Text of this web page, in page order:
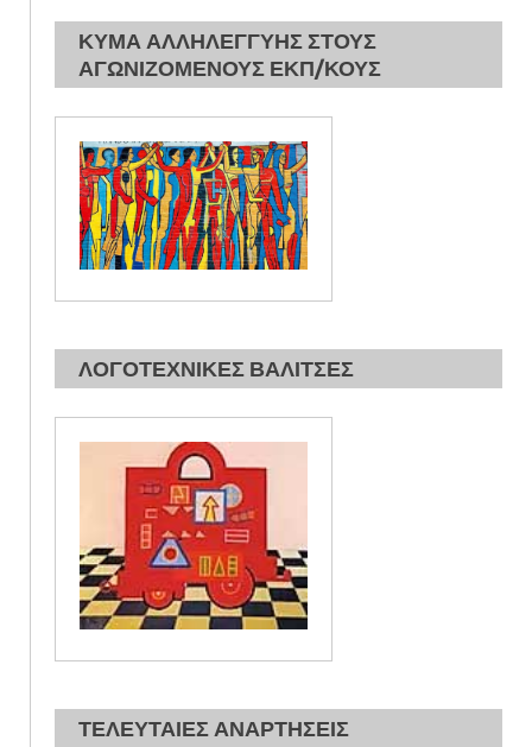
ΚΥΜΑ ΑΛΛΗΛΕΓΓΥΗΣ ΣΤΟΥΣ
ΑΓΩΝΙΖΟΜΕΝΟΥΣ ΕΚΠ/ΚΟΥΣ
ΛΟΓΟΤΕΧΝΙΚΕΣ ΒΑΛΙΤΣΕΣ
ΤΕΛΕΥΤΑΙΕΣ ΑΝΑΡΤΗΣΕΙΣ